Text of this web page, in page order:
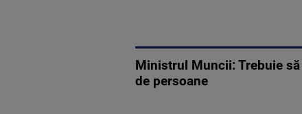
Ministrul Muncii: Trebuie
de persoane